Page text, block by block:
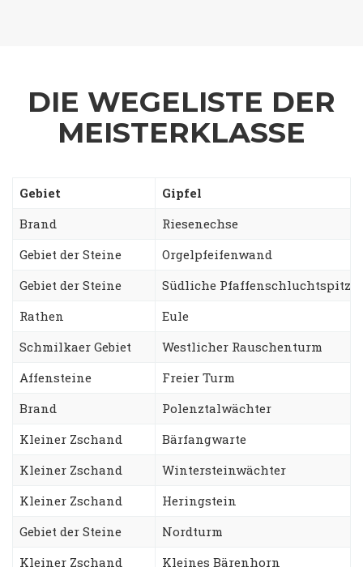
DIE WEGELISTE DER
MEISTERKLASSE
Gebiet
Gipfel
Brand
Riesenechse
Gebiet der Steine
Orgelpfeifenwand
Gebiet der Steine
Südliche Pfaffenschluchtspitze
Rathen
Eule
Schmilkaer Gebiet
Westlicher Rauschenturm
Affensteine
Freier Turm
Brand
Polenztalwächter
Kleiner Zschand
Bärfangwarte
Kleiner Zschand
Wintersteinwächter
Kleiner Zschand
Heringstein
Gebiet der Steine
Nordturm
Kleiner Zschand
Kleines Bärenhorn